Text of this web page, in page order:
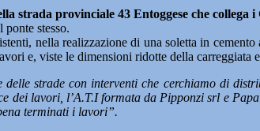
strada provinciale 43 Entoggese che collega
stesso.
nella realizzazione di una soletta in
e, viste le dimensioni ridotte della carreggiata
strade con interventi che cerchiamo di
dei lavori, l’A.T.I formata da Pipponzi srl e
terminati i lavori”.